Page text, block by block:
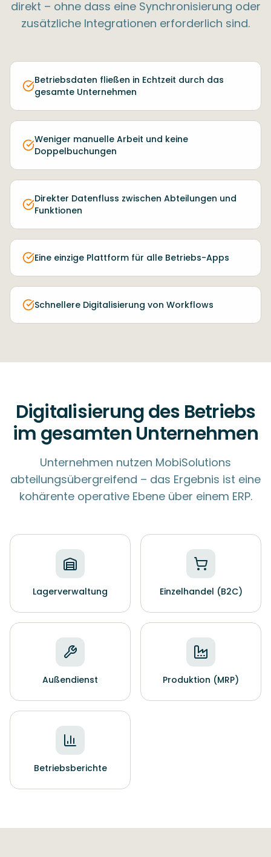
direkt – ohne dass eine Synchronisierung oder
zusätzliche Integrationen erforderlich sind.
Betriebsdaten fließen in Echtzeit durch das
gesamte Unternehmen
Weniger manuelle Arbeit und keine
Doppelbuchungen
Direkter Datenfluss zwischen Abteilungen und
Funktionen
Eine einzige Plattform für alle Betriebs-Apps
Schnellere Digitalisierung von Workflows
Digitalisierung des Betriebs
im gesamten Unternehmen
Unternehmen nutzen MobiSolutions
abteilungsübergreifend – das Ergebnis ist eine
kohärente operative Ebene über einem ERP.
Lagerverwaltung Einzelhandel (B2C)
Außendienst Produktion (MRP)
Betriebsberichte